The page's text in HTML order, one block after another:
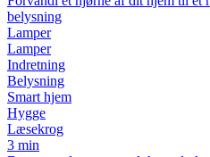
belysning
Lamper
Lamper
Indretning
Belysning
Smart hjem
Hygge
Læsekrog
3 min